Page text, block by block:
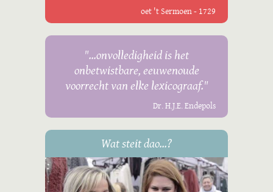
oet 't Sermoen - 1729
"...onvolledigheid is het
onbetwistbare, eeuwenoude
voorrecht van elke lexicograaf."
Dr. H.J.E. Endepols
Wat steit dao...?